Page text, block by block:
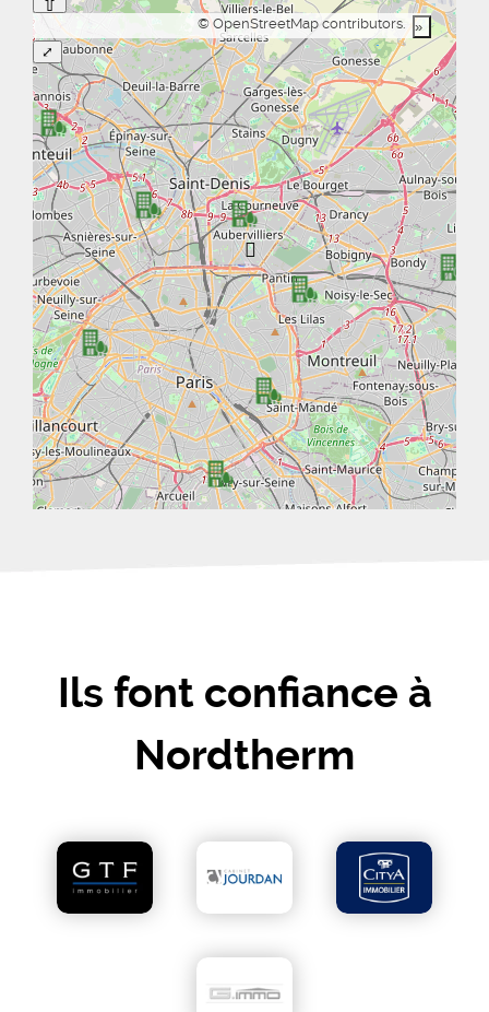
⇧
©OpenStreetMap contributors. »
⤢
Ils font confiance à
Nordtherm